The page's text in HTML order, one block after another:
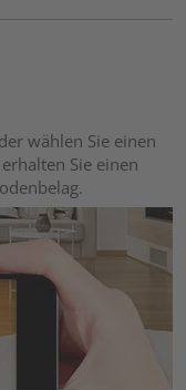
wählen Sie einen
Sie einen